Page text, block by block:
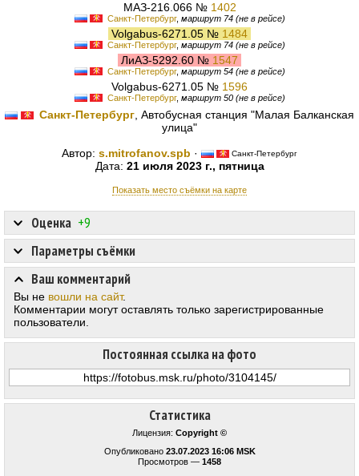
МАЗ-216.066 № 1402
Санкт-Петербург, маршрут 74 (не в рейсе)
Volgabus-6271.05 № 1484
Санкт-Петербург, маршрут 74 (не в рейсе)
ЛиАЗ-5292.60 № 1547
Санкт-Петербург, маршрут 54 (не в рейсе)
Volgabus-6271.05 № 1596
Санкт-Петербург, маршрут 50 (не в рейсе)
Санкт-Петербург, Автобусная станция "Малая Балканская
улица"
Автор: s.mitrofanov.spb · Санкт-Петербург
Дата: 21 июля 2023 г., пятница
Показать место съёмки на карте
Статистика
Лицензия: Copyright ©
Опубликовано 23.07.2023 16:06 MSK
Просмотров — 1458
Оценка +9
Постоянная ссылка на фото
Параметры съёмки
Ваш комментарий
Вы не вошли на сайт.
Комментарии могут оставлять только зарегистрированные
пользователи.